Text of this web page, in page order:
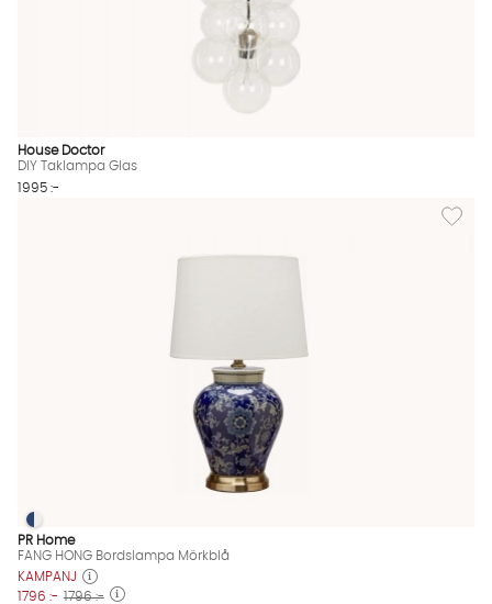
House Doctor
DIY Taklampa Glas
1995 :-
Lägg
FANG HONG Bordslampa Mörkblå Finns även i dessa färger:
FANG HONG Bordslampa Mörkblå
PR Home
FANG HONG Bordslampa Mörkblå
KAMPANJ
1796 :- 1796 :-